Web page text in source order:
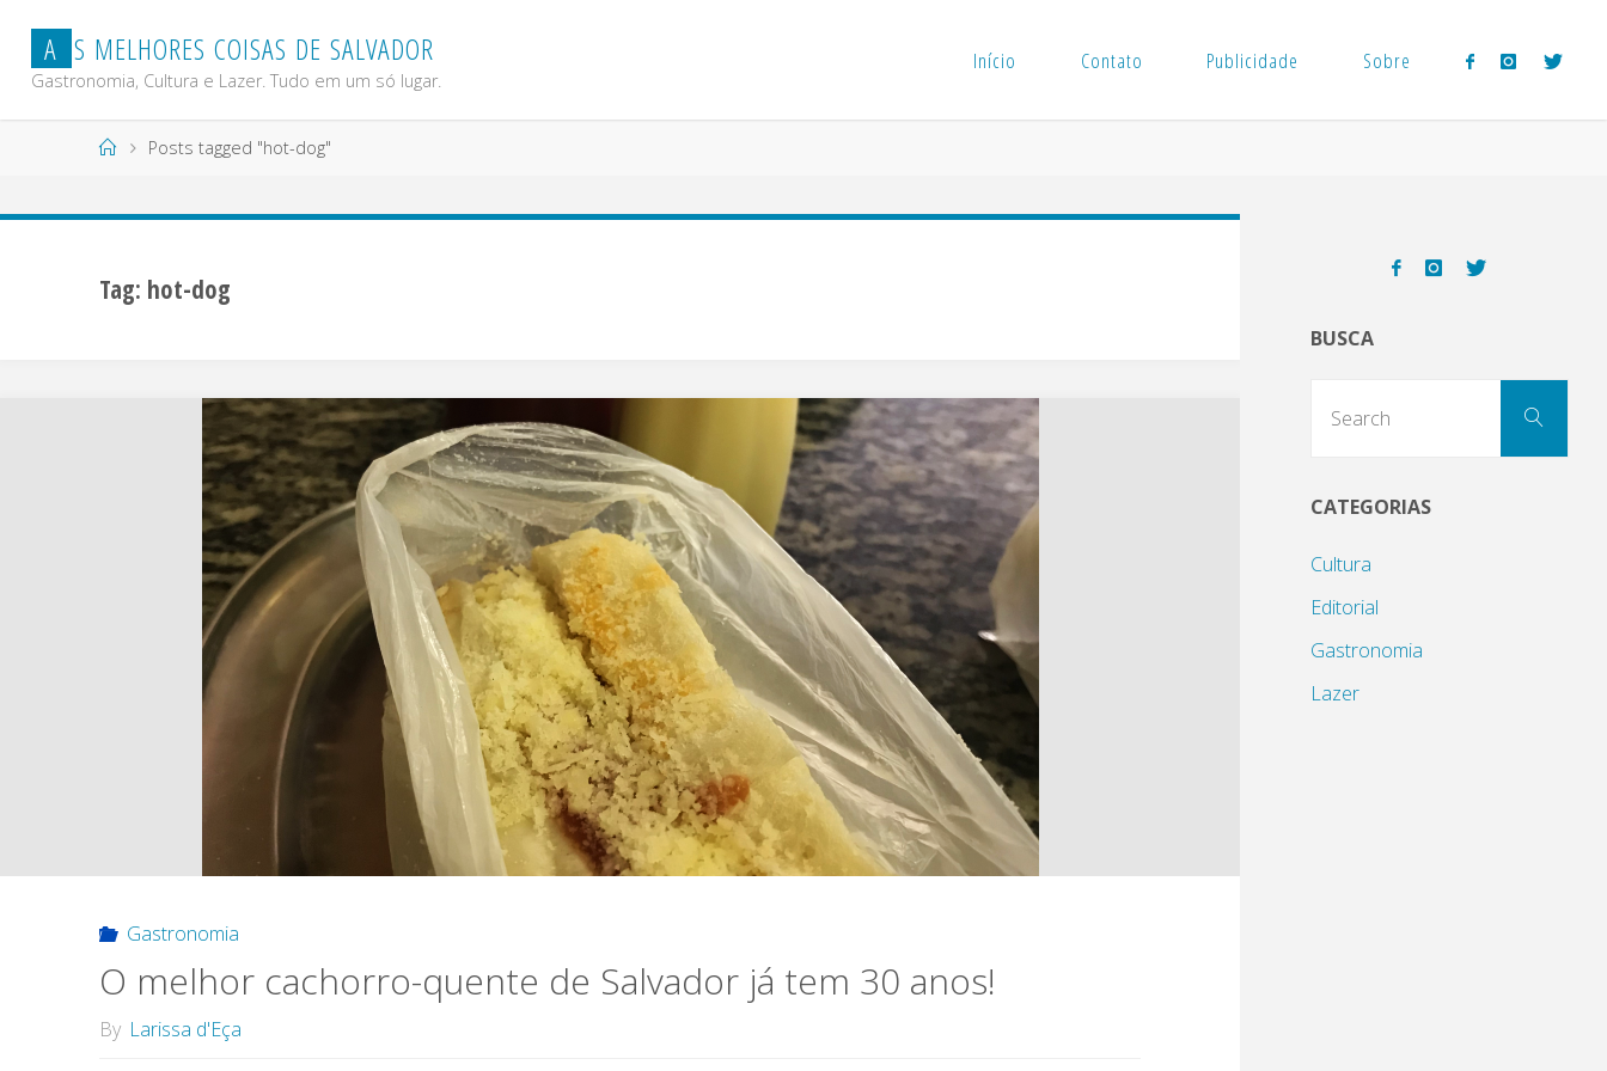
content
A S MELHORES COISAS DE SALVADOR
Gastronomia, Cultura e Lazer. Tudo em um só lugar.
Início Contato Publicidade Sobre
HomePosts tagged "hot-dog"
Tag: hot-dog
Gastronomia
O melhor cachorro-quente de Salvador já tem 30 anos!
By Larissa d'Eça
BUSCA
Search
CATEGORIAS
Cultura
Editorial
Gastronomia
Lazer